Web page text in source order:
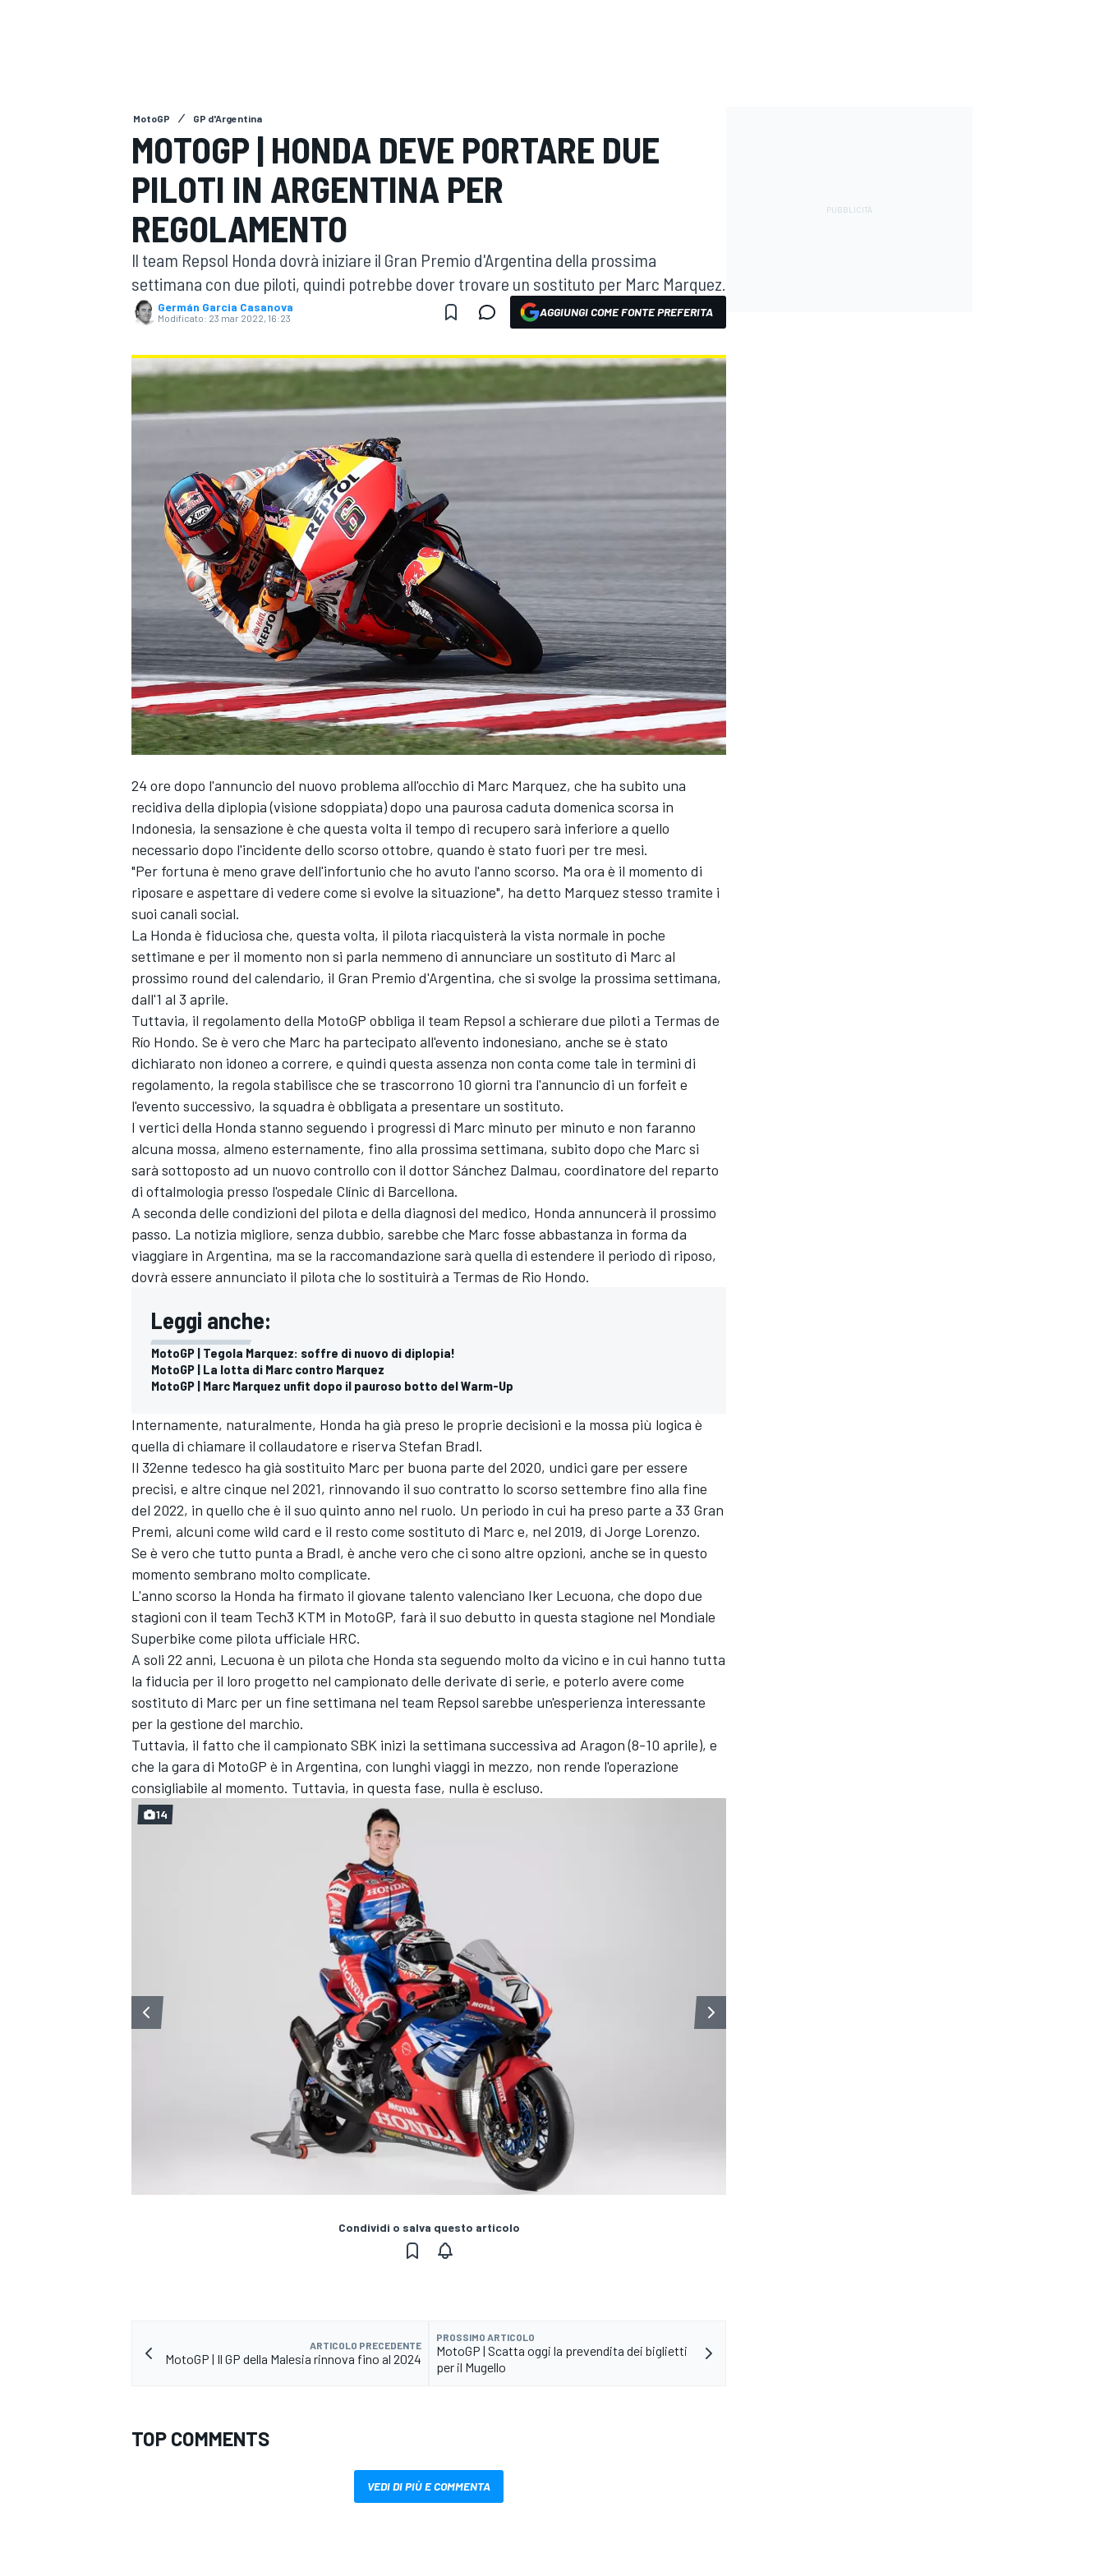
WRC
MONOPOSTO
MONOMARCA
MotoGP GP d'Argentina
MOTOGP | HONDA DEVE PORTARE DUE
PILOTI IN ARGENTINA PER
REGOLAMENTO
Il team Repsol Honda dovrà iniziare il Gran Premio d'Argentina della prossima
settimana con due piloti, quindi potrebbe dover trovare un sostituto per Marc Marquez.
Germán Garcia Casanova
Modificato: 23 mar 2022, 16:23 AGGIUNGI COME FONTE PREFERITA
24 ore dopo l'annuncio del nuovo problema all'occhio di Marc Marquez, che ha subito una
recidiva della diplopia (visione sdoppiata) dopo una paurosa caduta domenica scorsa in
Indonesia, la sensazione è che questa volta il tempo di recupero sarà inferiore a quello
necessario dopo l'incidente dello scorso ottobre, quando è stato fuori per tre mesi.
"Per fortuna è meno grave dell'infortunio che ho avuto l'anno scorso. Ma ora è il momento di
riposare e aspettare di vedere come si evolve la situazione", ha detto Marquez stesso tramite i
suoi canali social.
La Honda è fiduciosa che, questa volta, il pilota riacquisterà la vista normale in poche
settimane e per il momento non si parla nemmeno di annunciare un sostituto di Marc al
prossimo round del calendario, il Gran Premio d'Argentina, che si svolge la prossima settimana,
dall'1 al 3 aprile.
Tuttavia, il regolamento della MotoGP obbliga il team Repsol a schierare due piloti a Termas de
Río Hondo. Se è vero che Marc ha partecipato all'evento indonesiano, anche se è stato
dichiarato non idoneo a correre, e quindi questa assenza non conta come tale in termini di
regolamento, la regola stabilisce che se trascorrono 10 giorni tra l'annuncio di un forfeit e
l'evento successivo, la squadra è obbligata a presentare un sostituto.
I vertici della Honda stanno seguendo i progressi di Marc minuto per minuto e non faranno
alcuna mossa, almeno esternamente, fino alla prossima settimana, subito dopo che Marc si
sarà sottoposto ad un nuovo controllo con il dottor Sánchez Dalmau, coordinatore del reparto
di oftalmologia presso l'ospedale Clínic di Barcellona.
A seconda delle condizioni del pilota e della diagnosi del medico, Honda annuncerà il prossimo
passo. La notizia migliore, senza dubbio, sarebbe che Marc fosse abbastanza in forma da
viaggiare in Argentina, ma se la raccomandazione sarà quella di estendere il periodo di riposo,
dovrà essere annunciato il pilota che lo sostituirà a Termas de Rio Hondo.
Leggi anche:
MotoGP | Tegola Marquez: soffre di nuovo di diplopia!
MotoGP | La lotta di Marc contro Marquez
MotoGP | Marc Marquez unfit dopo il pauroso botto del Warm-Up
Internamente, naturalmente, Honda ha già preso le proprie decisioni e la mossa più logica è
quella di chiamare il collaudatore e riserva Stefan Bradl.
Il 32enne tedesco ha già sostituito Marc per buona parte del 2020, undici gare per essere
precisi, e altre cinque nel 2021, rinnovando il suo contratto lo scorso settembre fino alla fine
del 2022, in quello che è il suo quinto anno nel ruolo. Un periodo in cui ha preso parte a 33 Gran
Premi, alcuni come wild card e il resto come sostituto di Marc e, nel 2019, di Jorge Lorenzo.
Se è vero che tutto punta a Bradl, è anche vero che ci sono altre opzioni, anche se in questo
momento sembrano molto complicate.
L'anno scorso la Honda ha firmato il giovane talento valenciano Iker Lecuona, che dopo due
stagioni con il team Tech3 KTM in MotoGP, farà il suo debutto in questa stagione nel Mondiale
Superbike come pilota ufficiale HRC.
A soli 22 anni, Lecuona è un pilota che Honda sta seguendo molto da vicino e in cui hanno tutta
la fiducia per il loro progetto nel campionato delle derivate di serie, e poterlo avere come
sostituto di Marc per un fine settimana nel team Repsol sarebbe un'esperienza interessante
per la gestione del marchio.
Tuttavia, il fatto che il campionato SBK inizi la settimana successiva ad Aragon (8-10 aprile), e
che la gara di MotoGP è in Argentina, con lunghi viaggi in mezzo, non rende l'operazione
consigliabile al momento. Tuttavia, in questa fase, nulla è escluso.
14
Condividi o salva questo articolo
ARTICOLO PRECEDENTE
MotoGP | Il GP della Malesia rinnova fino al 2024
PROSSIMO ARTICOLO
MotoGP | Scatta oggi la prevendita dei biglietti
per il Mugello
TOP COMMENTS
VEDI DI PIÙ E COMMENTA